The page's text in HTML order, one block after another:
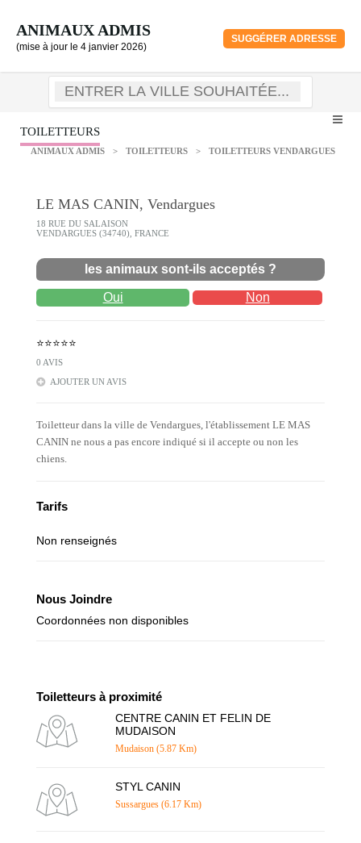
ANIMAUX ADMIS
(mise à jour le 4 janvier 2026)
SUGGÉRER ADRESSE
TOILETTEURS
ANIMAUX ADMIS > TOILETTEURS > TOILETTEURS VENDARGUES
LE MAS CANIN, Vendargues
18 RUE DU SALAISON
VENDARGUES (34740), FRANCE
les animaux sont-ils acceptés ?
Oui Non
⭐⭐⭐⭐⭐
0 AVIS
AJOUTER UN AVIS
Toiletteur dans la ville de Vendargues, l'établissement LE MAS
CANIN ne nous a pas encore indiqué si il accepte ou non les
chiens.
Tarifs
Non renseignés
Nous Joindre
Coordonnées non disponibles
Toiletteurs à proximité
CENTRE CANIN ET FELIN DE
MUDAISON
Mudaison (5.87 Km)
STYL CANIN
Sussargues (6.17 Km)